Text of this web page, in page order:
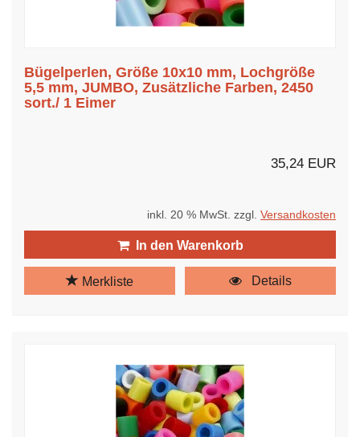
Bügelperlen, Größe 10x10 mm, Lochgröße
5,5 mm, JUMBO, Zusätzliche Farben, 2450
sort./ 1 Eimer
35,24 EUR
inkl. 20 % MwSt. zzgl. Versandkosten
In den Warenkorb
Merkliste Details